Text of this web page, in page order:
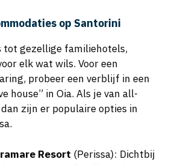
elk wat wils. Voor een
probeer een verblijf in een
house” in Oia. Als je van all-
zijn er populaire opties in
en super voor families. Hier kom